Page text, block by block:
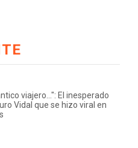
viajero...": El inesperado
Vidal que se hizo viral en